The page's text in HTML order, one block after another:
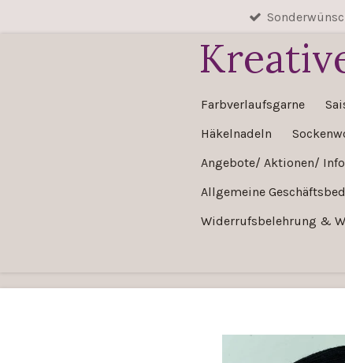
Farbverlaufsgarne
Häkelnadeln
Angebote/ Aktionen/
Allgemeine
Widerrufsbelehrung &